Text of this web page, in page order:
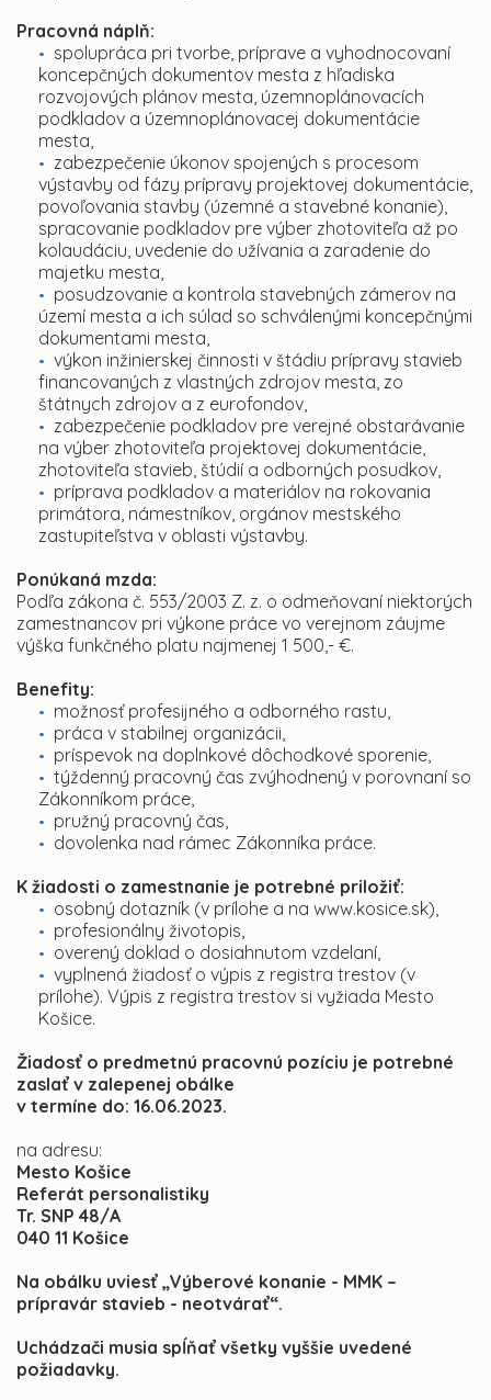
Pracovná náplň:
spolupráca pri tvorbe, príprave a vyhodnocovaní
koncepčných dokumentov mesta z hľadiska
rozvojových plánov mesta, územnoplánovacích
podkladov a územnoplánovacej dokumentácie
mesta,
zabezpečenie úkonov spojených s procesom
výstavby od fázy prípravy projektovej dokumentácie,
povoľovania stavby (územné a stavebné konanie),
spracovanie podkladov pre výber zhotoviteľa až po
kolaudáciu, uvedenie do užívania a zaradenie do
majetku mesta,
posudzovanie a kontrola stavebných zámerov na
území mesta a ich súlad so schválenými koncepčnými
dokumentami mesta,
výkon inžinierskej činnosti v štádiu prípravy stavieb
financovaných z vlastných zdrojov mesta, zo
štátnych zdrojov a z eurofondov,
zabezpečenie podkladov pre verejné obstarávanie
na výber zhotoviteľa projektovej dokumentácie,
zhotoviteľa stavieb, štúdií a odborných posudkov,
príprava podkladov a materiálov na rokovania
primátora, námestníkov, orgánov mestského
zastupiteľstva v oblasti výstavby.
Ponúkaná mzda:
Podľa zákona č. 553/2003 Z. z. o odmeňovaní niektorých
zamestnancov pri výkone práce vo verejnom záujme
výška funkčného platu najmenej 1 500,- €.
Benefity:
možnosť profesijného a odborného rastu,
práca v stabilnej organizácii,
príspevok na doplnkové dôchodkové sporenie,
týždenný pracovný čas zvýhodnený v porovnaní so
Zákonníkom práce,
pružný pracovný čas,
dovolenka nad rámec Zákonníka práce.
K žiadosti o zamestnanie je potrebné priložiť:
osobný dotazník (v prílohe a na www.kosice.sk),
profesionálny životopis,
overený doklad o dosiahnutom vzdelaní,
vyplnená žiadosť o výpis z registra trestov (v
prílohe). Výpis z registra trestov si vyžiada Mesto
Košice.
Žiadosť o predmetnú pracovnú pozíciu je potrebné
zaslať v zalepenej obálke
v termíne do: 16.06.2023.
na adresu:
Mesto Košice
Referát personalistiky
Tr. SNP 48/A
040 11 Košice
Na obálku uviesť „Výberové konanie - MMK –
prípravár stavieb - neotvárať“.
Uchádzači musia spĺňať všetky vyššie uvedené
požiadavky.